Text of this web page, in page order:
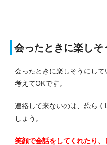
会ったときに楽しそ
会ったときに楽しそうにし
考えてOKです。
連絡して来ないのは、恐ら
しょう。
笑顔で会話をしてくれたり